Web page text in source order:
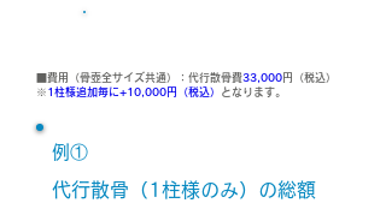
■費用（骨壺全サイズ共通）：代行散骨費33,000 円（税込）​
​※ 1柱様追加毎に+10,000円（税込） となります。
例①
代行散骨（1柱様のみ）の総額